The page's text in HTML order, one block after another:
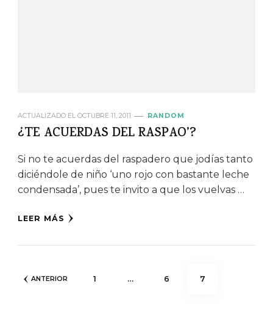
ACTUALIZADO EL OCTUBRE 11, 2011 RANDOM
¿TE ACUERDAS DEL RASPAO’?
Si no te acuerdas del raspadero que jodías tanto
diciéndole de niño ‘uno rojo con bastante leche
condensada’, pues te invito a que los vuelvas …
LEER MÁS
Paginación
ANTERIOR PÁGINA
1 … PÁGINA
6 PÁGINA
7